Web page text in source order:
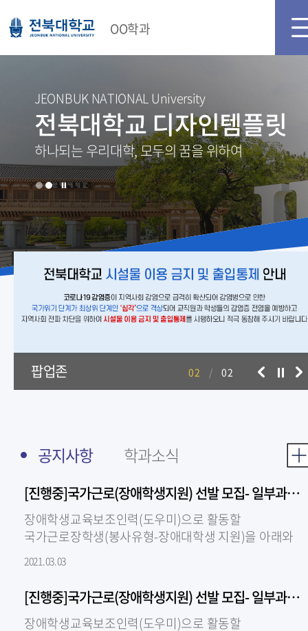
OO학과
JEONBUK NATIONAL University
전북대학교 디자인템플릿
하나되는 우리대학, 모두의 꿈을 위하여
팝업존 02 / 02
[진행중]국가근로(장애학생지원) 선발 모집- 일부과목 선발완료
장애학생교육보조인력(도우미)으로 활동할
국가근로장학생(봉사유형-장애대학생 지원)을 아래와
같이 모집 중이니, 지원가능한 과목이 있는 학생은
센터로 연락..
2021.03.03
[진행중]국가근로(장애학생지원) 선발 모집- 일부과목 선발완료
장애학생교육보조인력(도우미)으로 활동할